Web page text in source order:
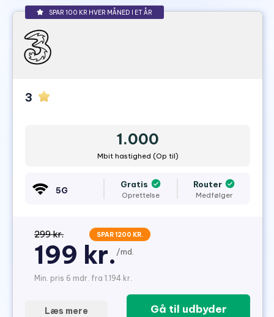
SPAR 100 KR HVER MÅNED I ET ÅR
3
1.000
Mbit hastighed (Op til)
5G
Gratis
Oprettelse
Router
Medfølger
299 kr. SPAR 1200 KR.
199 kr. /md.
Min. pris 6 mdr. fra 1.194 kr.
Gå til udbyder
Læs mere